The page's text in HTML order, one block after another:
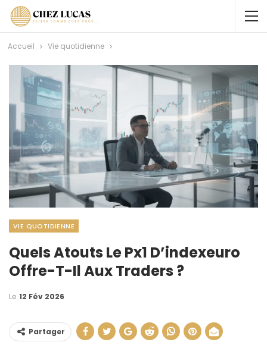
Accueil Vie quotidienne
VIE QUOTIDIENNE
Quels Atouts Le Px1 D’indexeuro
Offre-T-Il Aux Traders ?
Le 12 Fév 2026
Partager